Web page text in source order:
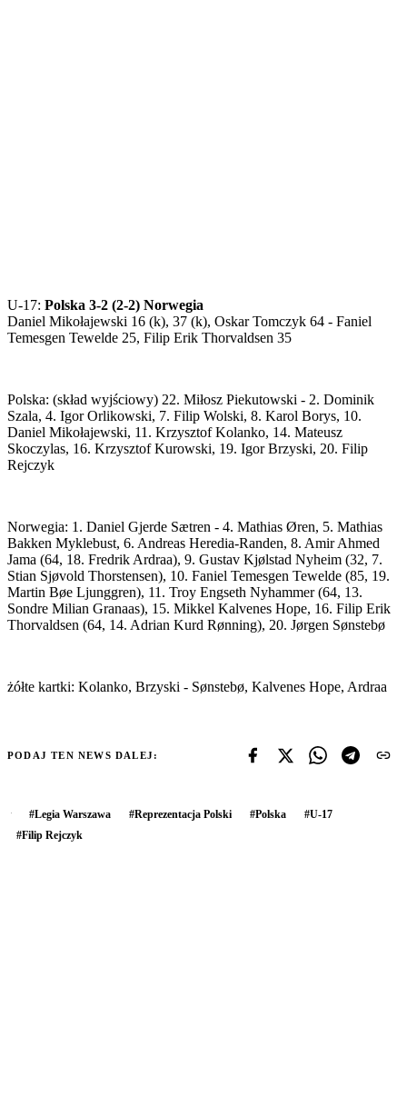
U-17: Polska 3-2 (2-2) Norwegia
Daniel Mikołajewski 16 (k), 37 (k), Oskar Tomczyk 64 - Faniel
Temesgen Tewelde 25, Filip Erik Thorvaldsen 35
Polska: (skład wyjściowy) 22. Miłosz Piekutowski - 2. Dominik
Szala, 4. Igor Orlikowski, 7. Filip Wolski, 8. Karol Borys, 10.
Daniel Mikołajewski, 11. Krzysztof Kolanko, 14. Mateusz
Skoczylas, 16. Krzysztof Kurowski, 19. Igor Brzyski, 20. Filip
Rejczyk
Norwegia: 1. Daniel Gjerde Sætren - 4. Mathias Øren, 5. Mathias
Bakken Myklebust, 6. Andreas Heredia-Randen, 8. Amir Ahmed
Jama (64, 18. Fredrik Ardraa), 9. Gustav Kjølstad Nyheim (32, 7.
Stian Sjøvold Thorstensen), 10. Faniel Temesgen Tewelde (85, 19.
Martin Bøe Ljunggren), 11. Troy Engseth Nyhammer (64, 13.
Sondre Milian Granaas), 15. Mikkel Kalvenes Hope, 16. Filip Erik
Thorvaldsen (64, 14. Adrian Kurd Rønning), 20. Jørgen Sønstebø
żółte kartki: Kolanko, Brzyski - Sønstebø, Kalvenes Hope, Ardraa
PODAJ TEN NEWS DALEJ:
#Legia Warszawa #Reprezentacja Polski #Polska #U-17
#Filip Rejczyk